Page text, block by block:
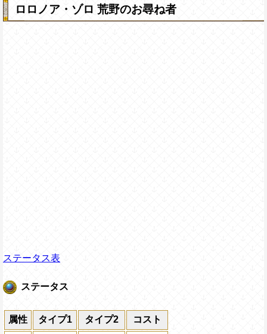
ロロノア・ゾロ 荒野のお尋ね者
ステータス表
ステータス
属性 タイプ1 タイプ2 コスト